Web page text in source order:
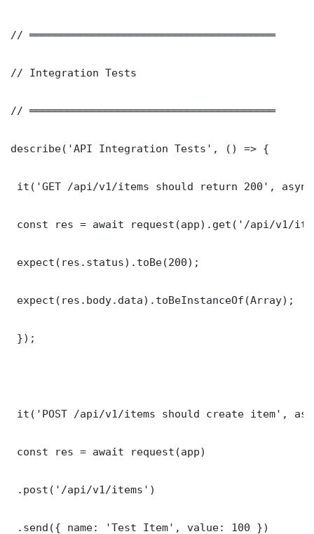
// ═══════════════════════════════════════
// Integration Tests
// ═══════════════════════════════════════
describe('API Integration Tests', () => {
it('GET /api/v1/items should return 200',
const res = await request(app).get('/api/v1/
expect(res.status).toBe(200);
expect(res.body.data).toBeInstanceOf(Array);
});
it('POST /api/v1/items should create item',
const res = await request(app)
.post('/api/v1/items')
.send({ name: 'Test Item', value: 100 })